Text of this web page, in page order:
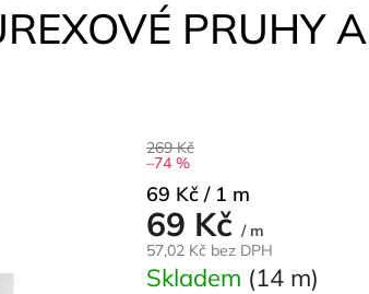
PRUHY
269 Kč
–74 %
69 Kč / m
57,02 Kč bez DPH
Měrná
cena:
69 Kč / 1 m
Skladem (14 m)